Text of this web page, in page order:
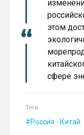
этом
сфере
Теги
Россия - Китай